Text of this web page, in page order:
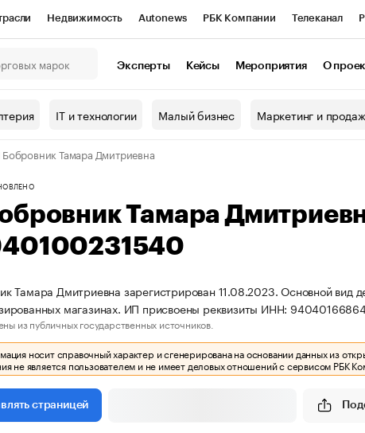
Недвижимость Autonews РБК Компании Телеканал
Проверка контрагентов
Эксперты Кейсы Мероприятия О
IT и технологии Малый бизнес Маркетинг и
Тамара Дмитриевна
Тамара
Тамара Дмитриевна зарегистрирован 11.08.2023. Основной вид
магазинах. ИП присвоены реквизиты ИНН:
из публичных государственных источников.
носит справочный характер и сгенерирована на основании данных из
не является пользователем и не имеет деловых отношений с сервисом РБК
страницей